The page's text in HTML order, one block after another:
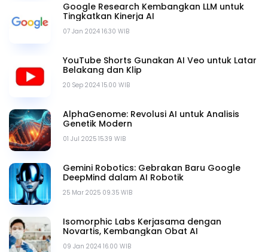
07 Jan 2024 16.30 WIB
Google Research Kembangkan LLM untuk
Tingkatkan Kinerja AI
20 Sep 2024 15.00 WIB
YouTube Shorts Gunakan AI Veo untuk Latar
Belakang dan Klip
01 Jul 2025 15.39 WIB
AlphaGenome: Revolusi AI untuk Analisis
Genetik Modern
25 Mar 2025 09.35 WIB
Gemini Robotics: Gebrakan Baru Google
DeepMind dalam AI Robotik
09 Jan 2024 16.00 WIB
Isomorphic Labs Kerjasama dengan
Novartis, Kembangkan Obat AI